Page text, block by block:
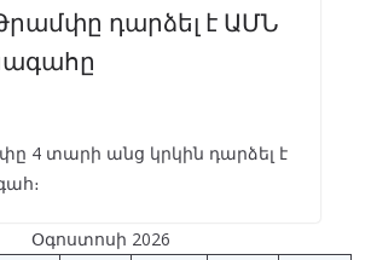
դարձել է ԱՄՆ
4 տարի անց կրկին դարձել է
Օգոստոսի 2026